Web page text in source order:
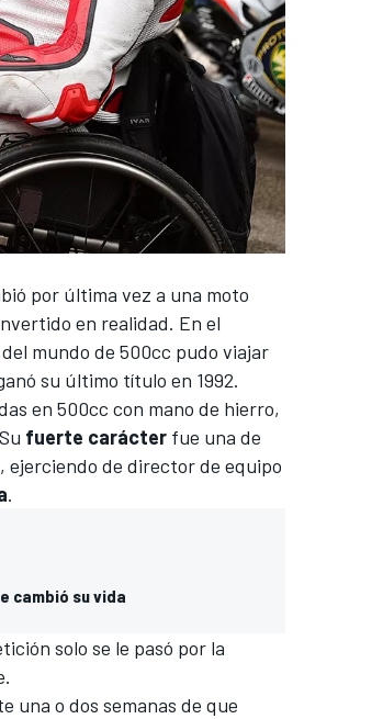
por última vez a una moto
en realidad. En el
mundo de 500cc pudo viajar
su último título en 1992.
en 500cc con mano de hierro,
fuerte carácter fue una de
ejerciendo de director de equipo
.
cambió su vida
solo se le pasó por la
una o dos semanas de que